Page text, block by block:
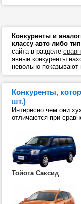
Конкуренты и
классу авто либо
сайта в разделе
явные конкуренты
невольно показывают
Конкуренты,
шт.)
Интересно чем они
отличаются при
Тойота Саксид